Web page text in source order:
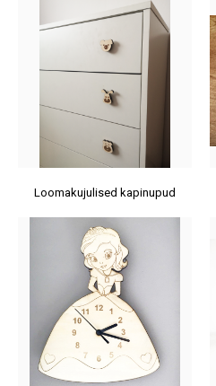
Loomakujulised kapinupud